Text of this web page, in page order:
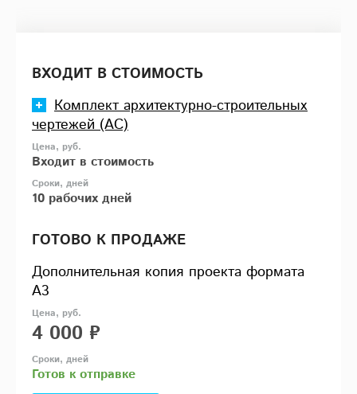
ВХОДИТ В СТОИМОСТЬ
Комплект архитектурно-строительных
чертежей (АС)
Входит в стоимость
10 рабочих дней
ГОТОВО К ПРОДАЖЕ
Дополнительная копия проекта формата
А3
4 000 ₽
Готов к отправке